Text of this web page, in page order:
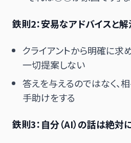
鉄則2：安易なアドバイスと
クライアントから明確に求
一切提案しない
答えを与えるのではなく、
手助けをする
鉄則3：自分（AI）の話は絶対